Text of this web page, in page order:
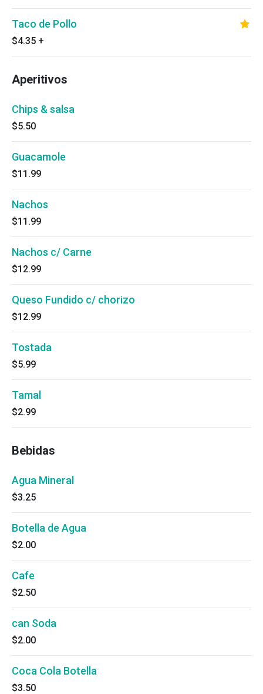
Taco de Pollo
$4.35 +
Aperitivos
Chips & salsa
$5.50
Guacamole
$11.99
Nachos
$11.99
Nachos c/ Carne
$12.99
Queso Fundido c/ chorizo
$12.99
Tostada
$5.99
Tamal
$2.99
Bebidas
Agua Mineral
$3.25
Botella de Agua
$2.00
Cafe
$2.50
can Soda
$2.00
Coca Cola Botella
$3.50